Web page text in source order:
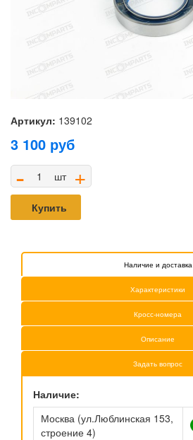
Артикул: 139102
3 100 руб
- шт +
Купить
Наличие и доставка
Характеристики
Кросс-номера
Описание
Задать вопрос
Наличие:
Москва (ул.Люблинская 153,
строение 4)